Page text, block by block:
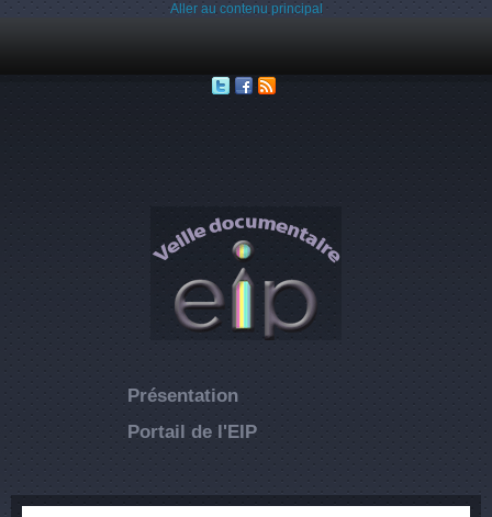
Aller au contenu principal
Présentation
Portail de l'EIP